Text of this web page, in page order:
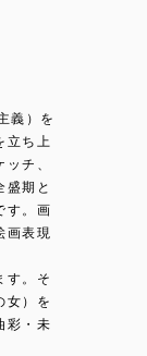
義）を
立ち上
チ、
盛期と
す。画
画表現
す。そ
女）を
彩・未